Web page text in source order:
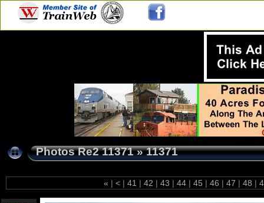
Photos Re2 11371»11371
« | < | 41 | 42 | 43 | 44 | 45 | 46 | 47 | 48 |